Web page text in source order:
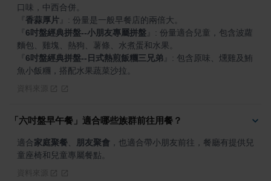
香蒜厚片
6吋盤經典拼盤--小朋友專屬拼盤
: 份量適合兒童，包含波蘿
6吋盤經典拼盤--日式熱煎飯糰三兄弟
: 包含原味、燻雞及鮪
魚小飯糰，搭配水果蔬菜沙拉。
「六吋盤早午餐」適合哪些族群前往用餐？
適合家庭聚餐 朋友聚會 ，也適合帶小朋友前往，餐廳有提供兒
童座椅和兒童專屬餐點。